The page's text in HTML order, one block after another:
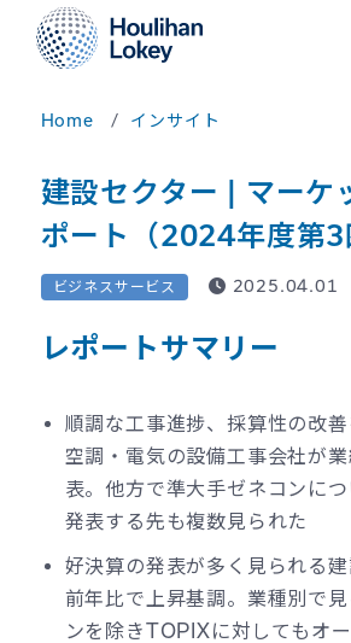
Home インサイト
建設セクター | マーケ
ポート（2024年度第3
ビジネスサービス 2025.04.01
レポートサマリー
順調な工事進捗、採算性の改
空調・電気の設備工事会社が
表。他方で準大手ゼネコンに
発表する先も複数見られた
好決算の発表が多く見られる
前年比で上昇基調。業種別で
ンを除きTOPIXに対してもオ